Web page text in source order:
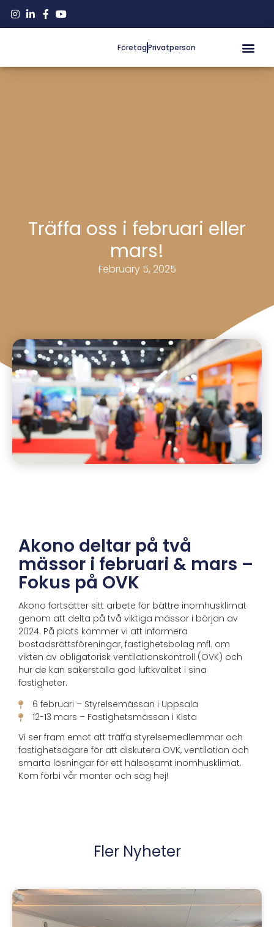
FöretagPrivatperson
Träffa oss i februari eller
mars!
February 5, 2025
Akono deltar på två
mässor i februari & mars –
Fokus på OVK
Akono fortsätter sitt arbete för bättre inomhusklimat
genom att delta på två viktiga mässor i början av
2024. På plats kommer vi att informera
bostadsrättsföreningar, fastighetsbolag mfl. om
vikten av obligatorisk ventilationskontroll (OVK) och
hur de kan säkerställa god luftkvalitet i sina
fastigheter.
6 februari – Styrelsemässan i Uppsala
12-13 mars – Fastighetsmässan i Kista
Vi ser fram emot att träffa styrelsemedlemmar och
fastighetsägare för att diskutera OVK, ventilation och
smarta lösningar för ett hälsosamt inomhusklimat.
Kom förbi vår monter och säg hej!
Fler Nyheter